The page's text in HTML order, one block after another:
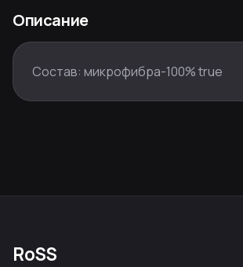
Описание
Состав: микрофибра-100% true
RoSS